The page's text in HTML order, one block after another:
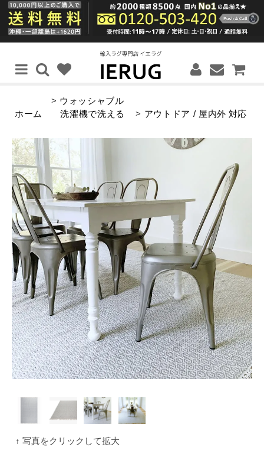
ホーム
> ウォッシャブル
洗濯機で洗える
> アウトドア / 屋内外 対応
↑ 写真をクリックして拡大